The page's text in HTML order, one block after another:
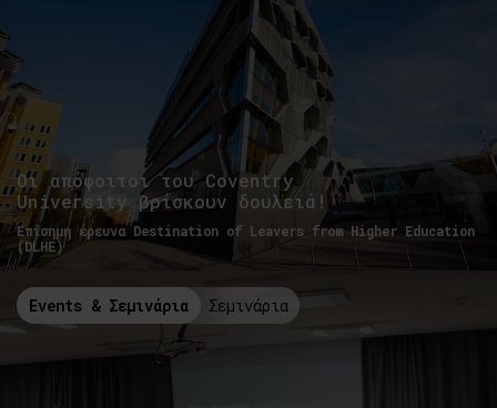
Οι απόφοιτοι του Coventry
University βρίσκουν δουλειά!
Επίσημη έρευνα Destination of Leavers from Higher Education
(DLHE)
Events & Σεμινάρια Σεμινάρια